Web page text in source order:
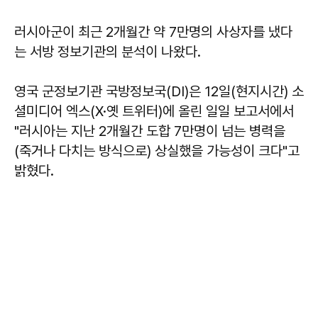
러시아군이 최근 2개월간 약 7만명의 사상자를 냈다
는 서방 정보기관의 분석이 나왔다.
영국 군정보기관 국방정보국(DI)은 12일(현지시간) 소
셜미디어 엑스(X·옛 트위터)에 올린 일일 보고서에서
"러시아는 지난 2개월간 도합 7만명이 넘는 병력을
(죽거나 다치는 방식으로) 상실했을 가능성이 크다"고
밝혔다.